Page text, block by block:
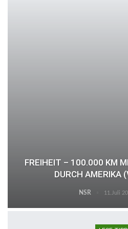
FREIHEIT – 100.000 KM
DURCH
NSR 11.Juli